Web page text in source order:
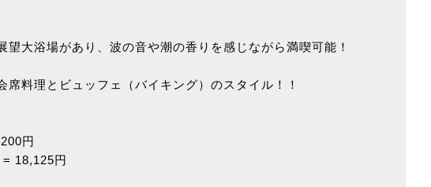
大浴場があり、波の音や潮の香りを感じながら満喫可能！
料理とビュッフェ（バイキング）のスタイル！！
円
= 18,125円